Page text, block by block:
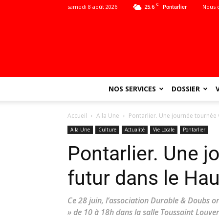
25.6 C Pontarlier
samedi 8 août 2026 Nous
NOS SERVICES DOSSIER
Accueil A la Une Pontarlier. Une journée
A la Une Culture Actualité Vie Locale Pontarlier
Pontarlier. Une
futur dans le
Ce 28 juin, l’association Durable & Doubs
» de 10 à 18h dans la salle Toussaint